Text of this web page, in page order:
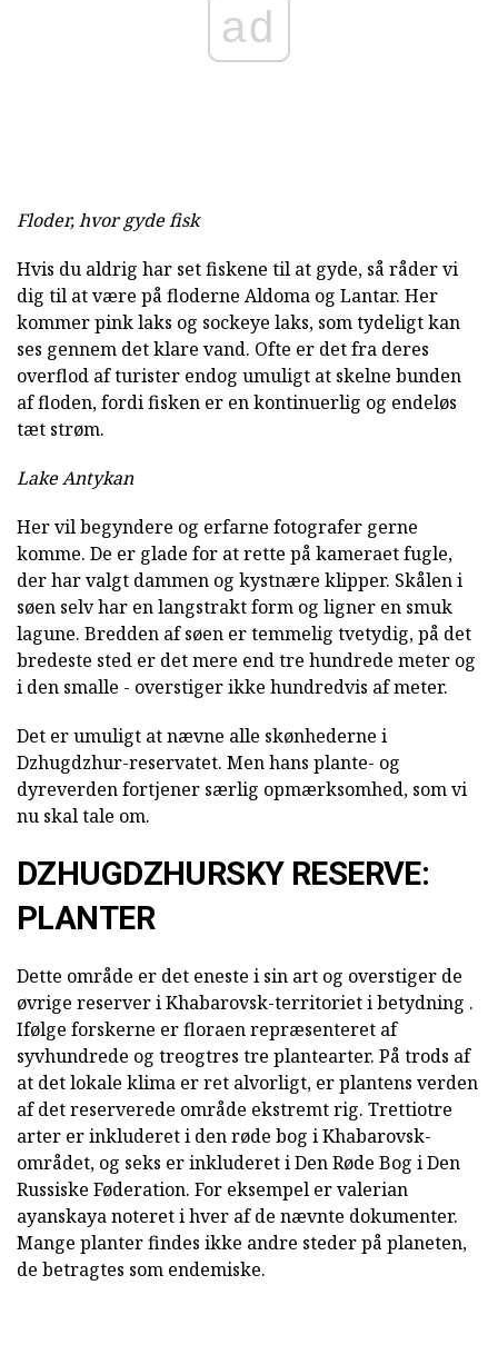
ad
Floder, hvor gyde fisk
Hvis du aldrig har set fiskene til at gyde, så råder vi
dig til at være på floderne Aldoma og Lantar. Her
kommer pink laks og sockeye laks, som tydeligt kan
ses gennem det klare vand. Ofte er det fra deres
overflod af turister endog umuligt at skelne bunden
af floden, fordi fisken er en kontinuerlig og endeløs
tæt strøm.
Lake Antykan
Her vil begyndere og erfarne fotografer gerne
komme. De er glade for at rette på kameraet fugle,
der har valgt dammen og kystnære klipper. Skålen i
søen selv har en langstrakt form og ligner en smuk
lagune. Bredden af søen er temmelig tvetydig, på det
bredeste sted er det mere end tre hundrede meter og
i den smalle - overstiger ikke hundredvis af meter.
Det er umuligt at nævne alle skønhederne i
Dzhugdzhur-reservatet. Men hans plante- og
dyreverden fortjener særlig opmærksomhed, som vi
nu skal tale om.
DZHUGDZHURSKY RESERVE:
PLANTER
Dette område er det eneste i sin art og overstiger de
øvrige reserver i Khabarovsk-territoriet i betydning .
Ifølge forskerne er floraen repræsenteret af
syvhundrede og treogtres tre plantearter. På trods af
at det lokale klima er ret alvorligt, er plantens verden
af det reserverede område ekstremt rig. Trettiotre
arter er inkluderet i den røde bog i Khabarovsk-
området, og seks er inkluderet i Den Røde Bog i Den
Russiske Føderation. For eksempel er valerian
ayanskaya noteret i hver af de nævnte dokumenter.
Mange planter findes ikke andre steder på planeten,
de betragtes som endemiske.